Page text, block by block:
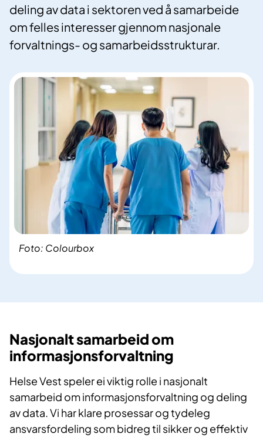
deling av data i sektoren ved å samarbeide
om felles interesser gjennom nasjonale
forvaltnings- og samarbeidsstrukturar.
Foto: Colourbox
Nasjonalt samarbeid om
informasjonsforvaltning
Helse Vest speler ei viktig rolle i nasjonalt
samarbeid om informasjonsforvaltning og deling
av data. Vi har klare prosessar og tydeleg
ansvarsfordeling som bidreg til sikker og effektiv